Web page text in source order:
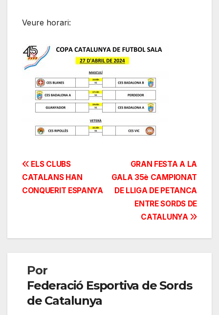
Veure horari:
Navegación
de
GRAN FESTA A LA
GALA 35è CAMPIONAT
DE LLIGA DE PETANCA
ENTRE SORDS DE
CATALUNYA
ELS CLUBS
CATALANS HAN
CONQUERIT ESPANYA
Por
Federació Esportiva de Sords
de Catalunya